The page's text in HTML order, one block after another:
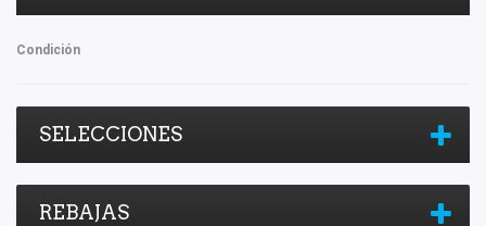
Condición
SELECCIONES
REBAJAS